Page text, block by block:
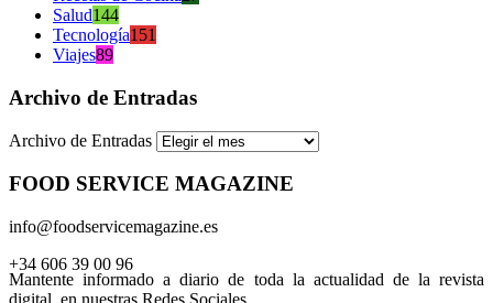
Salud144
Tecnología151
Viajes89
Archivo de Entradas
Archivo de Entradas
FOOD SERVICE MAGAZINE
info@foodservicemagazine.es
+34 606 39 00 96
Mantente informado a diario de toda la actualidad de la revista